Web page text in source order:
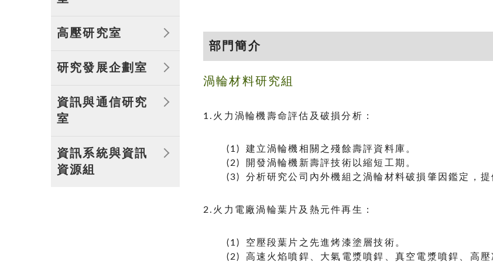
部門簡介
高壓研究室
部門簡介
研究發展企劃室
部門簡介
資訊與通信研究
室
部門簡介
資訊系統與資訊
資源組
部門簡介
渦輪材料研究組
1.火力渦輪機壽命評估及破損分析：
(1) 建立渦輪機相關之殘餘壽評資料庫。
(2) 開發渦輪機新壽評技術以縮短工期。
(3) 分析研究公司內外機組之渦輪材料破損肇因鑑定，提
2.火力電廠渦輪葉片及熱元件再生：
(1) 空壓段葉片之先進烤漆塗層技術。
(2) 高速火焰噴銲、大氣電漿噴銲、真空電漿噴銲、高壓